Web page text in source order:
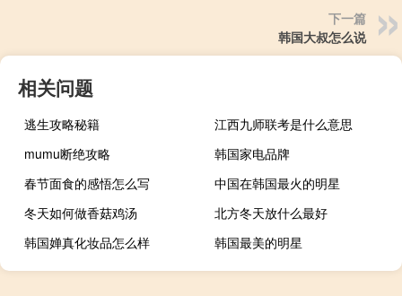
下一篇
韩国大叔怎么说
相关问题
逃生攻略秘籍
江西九师联考是什么意思
mumu断绝攻略
韩国家电品牌
春节面食的感悟怎么写
中国在韩国最火的明星
冬天如何做香菇鸡汤
北方冬天放什么最好
韩国婵真化妆品怎么样
韩国最美的明星